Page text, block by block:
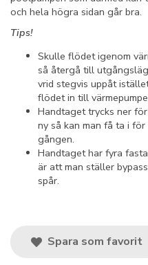
och hela högra sidan går bra.
Tips!
Skulle flödet igenom
så återgå till
vrid stegvis uppåt
flödet in till
Handtaget trycks ner
ny så kan man få ta i
gången.
Handtaget har fyra
är att man ställer
spår.
Spara som favorit